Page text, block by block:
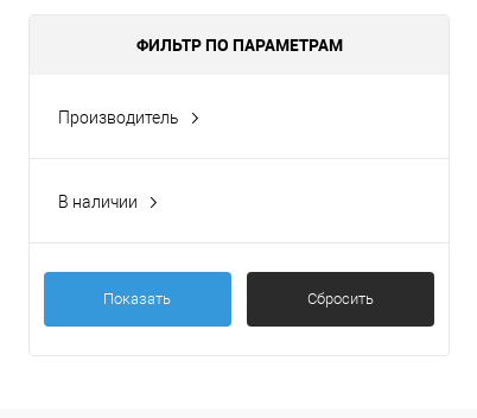
ФИЛЬТР ПО ПАРАМЕТРАМ
Производитель
В наличии
Показать Сбросить